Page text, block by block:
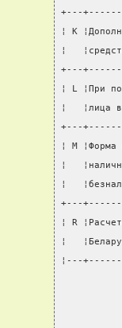
+---
¦ K
¦
+---
¦ L ¦При
¦   ¦лица в
+---
¦ M
¦
¦
+---
¦ R
¦
¦---